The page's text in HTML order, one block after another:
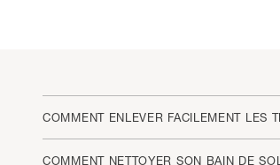
COMMENT ENLEVER FACILEMENT LES
COMMENT NETTOYER SON BAIN DE